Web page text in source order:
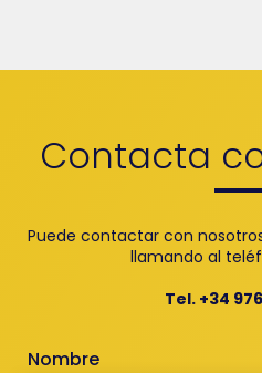
Contacta
Puede contactar con
llamando al
Tel. +34
Nombre